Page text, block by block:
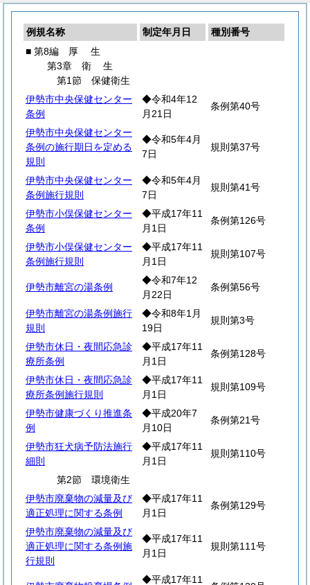
例規名称 制定年月日
種別番号
■ 第8編 厚 生
第3章 衛生
第1節 保健衛生
伊勢市中央保健センター
条例
◆令和4年12
月21日
条例第40号
伊勢市中央保健センター
条例の施行期日を定める
規則
◆令和5年4月
7日
規則第37号
伊勢市中央保健センター
条例施行規則
◆令和5年4月
7日
規則第41号
伊勢市小俣保健センター
条例
◆平成17年11
月1日
条例第126号
伊勢市小俣保健センター
条例施行規則
◆平成17年11
月1日
規則第107号
伊勢市離宮の湯条例
◆令和7年12
月22日
条例第56号
伊勢市離宮の湯条例施行
規則
◆令和8年1月
19日
規則第3号
伊勢市休日・夜間応急診
療所条例
◆平成17年11
月1日
条例第128号
伊勢市休日・夜間応急診
療所条例施行規則
◆平成17年11
月1日
規則第109号
伊勢市健康づくり推進条
例
◆平成20年7
月10日
条例第21号
伊勢市狂犬病予防法施行
細則
◆平成17年11
月1日
規則第110号
第2節 環境衛生
伊勢市廃棄物の減量及び
適正処理に関する条例
◆平成17年11
月1日
条例第129号
伊勢市廃棄物の減量及び
適正処理に関する条例施
行規則
◆平成17年11
月1日
規則第111号
◆平成17年11